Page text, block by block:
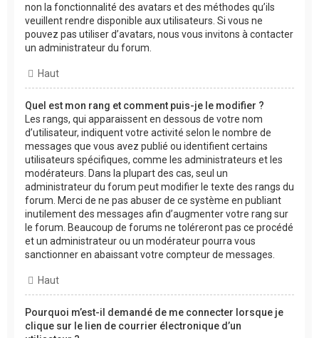
non la fonctionnalité des avatars et des méthodes qu’ils
veuillent rendre disponible aux utilisateurs. Si vous ne
pouvez pas utiliser d’avatars, nous vous invitons à contacter
un administrateur du forum.
Haut
Quel est mon rang et comment puis-je le modifier ?
Les rangs, qui apparaissent en dessous de votre nom
d’utilisateur, indiquent votre activité selon le nombre de
messages que vous avez publié ou identifient certains
utilisateurs spécifiques, comme les administrateurs et les
modérateurs. Dans la plupart des cas, seul un
administrateur du forum peut modifier le texte des rangs du
forum. Merci de ne pas abuser de ce système en publiant
inutilement des messages afin d’augmenter votre rang sur
le forum. Beaucoup de forums ne toléreront pas ce procédé
et un administrateur ou un modérateur pourra vous
sanctionner en abaissant votre compteur de messages.
Haut
Pourquoi m’est-il demandé de me connecter lorsque je
clique sur le lien de courrier électronique d’un